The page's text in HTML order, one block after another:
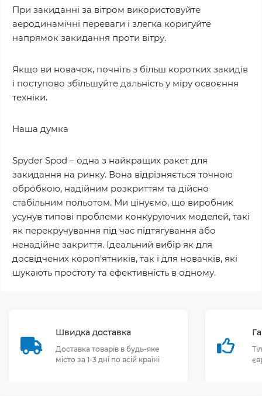
При закиданні за вітром використовуйте
аеродинамічні переваги і злегка коригуйте
напрямок закидання проти вітру.
Якщо ви новачок, почніть з більш коротких закидів
і поступово збільшуйте дальність у міру освоєння
техніки.
Наша думка
Spyder Spod – одна з найкращих ракет для
закидання на ринку. Вона відрізняється точною
обробкою, надійним розкриттям та дійсно
стабільним польотом. Ми цінуємо, що виробник
усунув типові проблеми конкуруючих моделей, такі
як перекручування під час підтягування або
ненадійне закриття. Ідеальний вибір як для
досвідчених короп'ятників, так і для новачків, які
шукають простоту та ефективність в одному.
Швидка доставка
Доставка товарів в будь-яке
місто за 1-3 дні по всій країні